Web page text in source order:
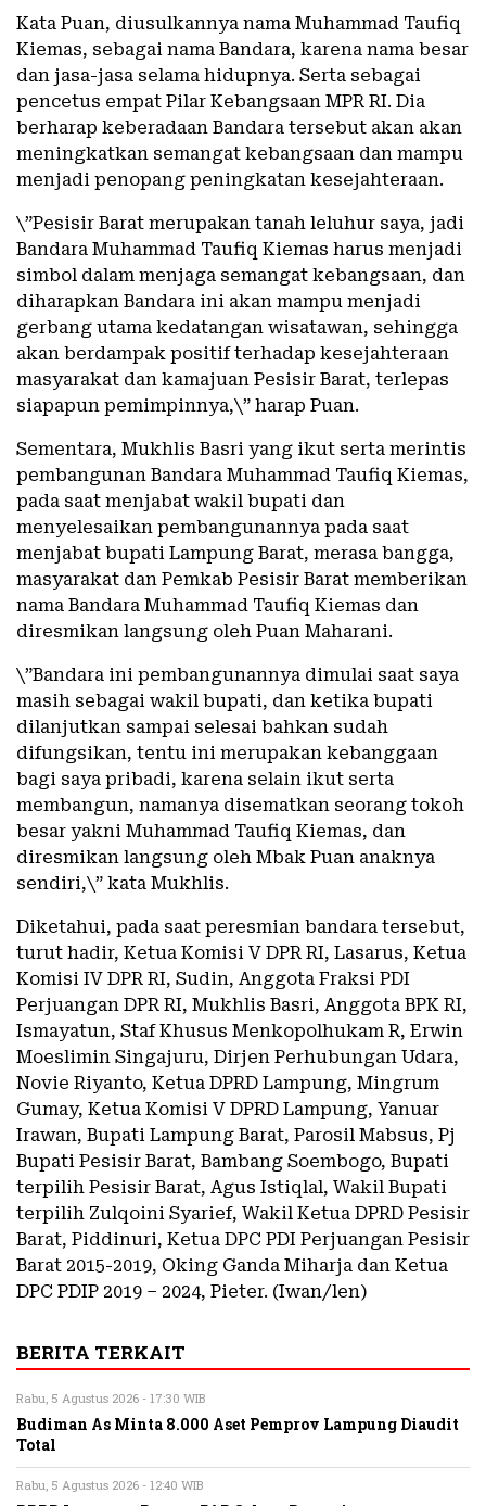
Kata Puan, diusulkannya nama Muhammad Taufiq
Kiemas, sebagai nama Bandara, karena nama besar
dan jasa-jasa selama hidupnya. Serta sebagai
pencetus empat Pilar Kebangsaan MPR RI. Dia
berharap keberadaan Bandara tersebut akan akan
meningkatkan semangat kebangsaan dan mampu
menjadi penopang peningkatan kesejahteraan.
\”Pesisir Barat merupakan tanah leluhur saya, jadi
Bandara Muhammad Taufiq Kiemas harus menjadi
simbol dalam menjaga semangat kebangsaan, dan
diharapkan Bandara ini akan mampu menjadi
gerbang utama kedatangan wisatawan, sehingga
akan berdampak positif terhadap kesejahteraan
masyarakat dan kamajuan Pesisir Barat, terlepas
siapapun pemimpinnya,\” harap Puan.
Sementara, Mukhlis Basri yang ikut serta merintis
pembangunan Bandara Muhammad Taufiq Kiemas,
pada saat menjabat wakil bupati dan
menyelesaikan pembangunannya pada saat
menjabat bupati Lampung Barat, merasa bangga,
masyarakat dan Pemkab Pesisir Barat memberikan
nama Bandara Muhammad Taufiq Kiemas dan
diresmikan langsung oleh Puan Maharani.
\”Bandara ini pembangunannya dimulai saat saya
masih sebagai wakil bupati, dan ketika bupati
dilanjutkan sampai selesai bahkan sudah
difungsikan, tentu ini merupakan kebanggaan
bagi saya pribadi, karena selain ikut serta
membangun, namanya disematkan seorang tokoh
besar yakni Muhammad Taufiq Kiemas, dan
diresmikan langsung oleh Mbak Puan anaknya
sendiri,\” kata Mukhlis.
Diketahui, pada saat peresmian bandara tersebut,
turut hadir, Ketua Komisi V DPR RI, Lasarus, Ketua
Komisi IV DPR RI, Sudin, Anggota Fraksi PDI
Perjuangan DPR RI, Mukhlis Basri, Anggota BPK RI,
Ismayatun, Staf Khusus Menkopolhukam R, Erwin
Moeslimin Singajuru, Dirjen Perhubungan Udara,
Novie Riyanto, Ketua DPRD Lampung, Mingrum
Gumay, Ketua Komisi V DPRD Lampung, Yanuar
Irawan, Bupati Lampung Barat, Parosil Mabsus, Pj
Bupati Pesisir Barat, Bambang Soembogo, Bupati
terpilih Pesisir Barat, Agus Istiqlal, Wakil Bupati
terpilih Zulqoini Syarief, Wakil Ketua DPRD Pesisir
Barat, Piddinuri, Ketua DPC PDI Perjuangan Pesisir
Barat 2015-2019, Oking Ganda Miharja dan Ketua
DPC PDIP 2019 – 2024, Pieter. (Iwan/len)
BERITA TERKAIT
Rabu, 5 Agustus 2026 - 17:30 WIB
Budiman As Minta 8.000 Aset Pemprov Lampung Diaudit
Total
Rabu, 5 Agustus 2026 - 12:40 WIB